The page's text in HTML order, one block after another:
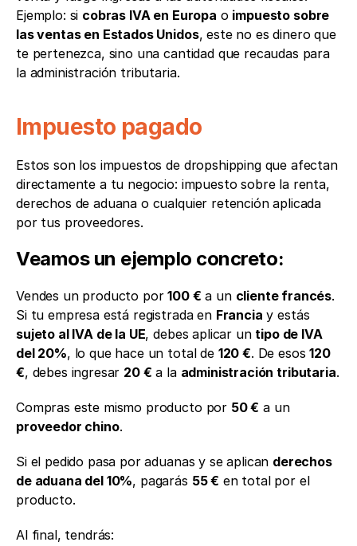
Ejemplo: si cobras IVA en Europa o impuesto sobre
las ventas en Estados Unidos, este no es dinero que
te pertenezca, sino una cantidad que recaudas para
la administración tributaria.
Impuesto pagado
Estos son los impuestos de dropshipping que afectan
directamente a tu negocio: impuesto sobre la renta,
derechos de aduana o cualquier retención aplicada
por tus proveedores.
Veamos un ejemplo concreto:
Vendes un producto por 100 € a un cliente francés.
Si tu empresa está registrada en Francia
sujeto al IVA de la UE, debes aplicar un tipo de IVA
del 20%, lo que hace un total de 120 €. De esos 120
€, debes ingresar 20 € a la administración tributaria.
Compras este mismo producto por 50 €
a un
proveedor chino.
Si el pedido pasa por aduanas y se aplican derechos
de aduana del 10%, pagarás 55 € en total por el
producto.
Al final, tendrás: